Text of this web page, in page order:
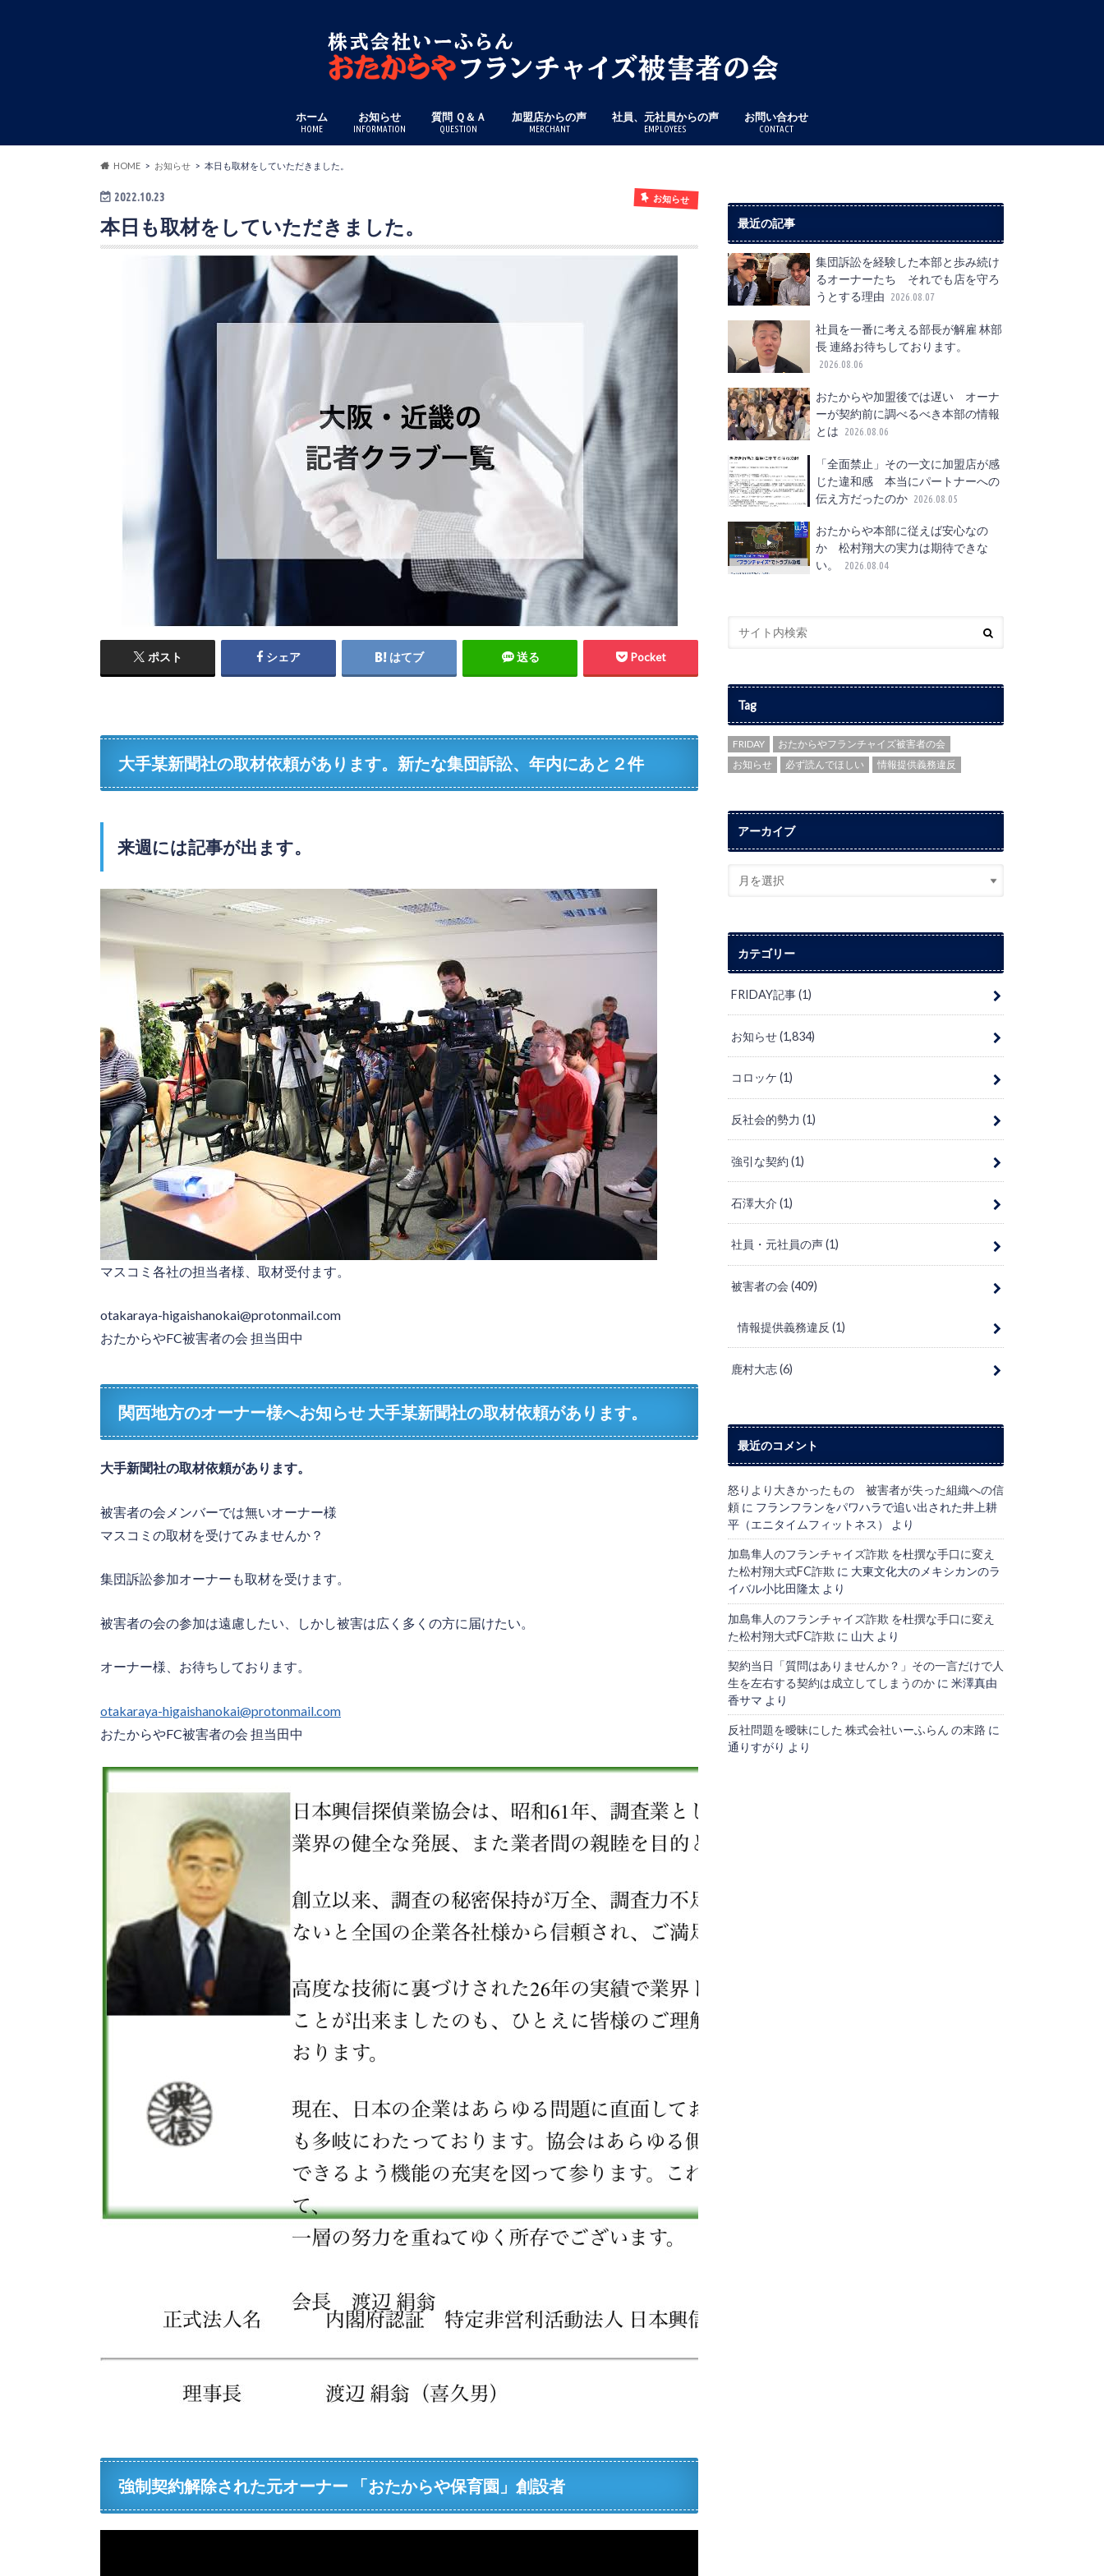
ホーム
HOME
お知らせ
INFORMATION
質問 Ｑ＆Ａ
QUESTION
加盟店からの声
MERCHANT
社員、元社員からの声
EMPLOYEES
お問い合わせ
CONTACT
HOME お知らせ 本日も取材をしていただきました。
2022.10.23 お知らせ
本日も取材をしていただきました。
ポスト シェア はてブ 送る Pocket
大手某新聞社の取材依頼があります。新たな集団訴訟、年内にあと２件
来週には記事が出ます。
マスコミ各社の担当者様、取材受付ます。
otakaraya-higaishanokai@protonmail.com
おたからやFC被害者の会 担当田中
関西地方のオーナー様へお知らせ 大手某新聞社の取材依頼があります。
大手新聞社の取材依頼があります。
被害者の会メンバーでは無いオーナー様
マスコミの取材を受けてみませんか？
集団訴訟参加オーナーも取材を受けます。
被害者の会の参加は遠慮したい、しかし被害は広く多くの方に届けたい。
オーナー様、お待ちしております。
otakaraya-higaishanokai@protonmail.com
おたからやFC被害者の会 担当田中
強制契約解除された元オーナー 「おたからや保育園」創設者
最近の記事
集団訴訟を経験した本部と歩み続け
るオーナーたち それでも店を守ろ
うとする理由
2026.08.07
社員を一番に考える部長が解雇 林部
長 連絡お待ちしております。
2026.08.06
おたからや加盟後では遅い オーナ
ーが契約前に調べるべき本部の情報
とは
2026.08.06
「全面禁止」その一文に加盟店が感
じた違和感 本当にパートナーへの
伝え方だったのか 2026.08.05
おたからや本部に従えば安心なの
か 松村翔大の実力は期待できな
い。
2026.08.04
Tag
FRIDAY
おたからやフランチャイズ被害者の会
お知らせ
必ず読んでほしい 情報提供義務違反
アーカイブ
カテゴリー
FRIDAY記事(1)
お知らせ(1,834)
コロッケ(1)
反社会的勢力(1)
強引な契約(1)
石澤大介(1)
社員・元社員の声(1)
被害者の会(409)
情報提供義務違反 (1)
鹿村大志(6)
最近のコメント
怒りより大きかったもの 被害者が失った組織への信
頼 に フランフランをパワハラで追い出された井上耕
平（エニタイムフィットネス）
より
加島隼人のフランチャイズ詐欺 を杜撰な手口に変え
た松村翔大式FC詐欺 に 大東文化大のメキシカンのラ
イバル小比田隆太 より
加島隼人のフランチャイズ詐欺 を杜撰な手口に変え
た松村翔大式FC詐欺 に 山大 より
契約当日「質問はありませんか？」その一言だけで人
生を左右する契約は成立してしまうのか に 米澤真由
香サマ より
反社問題を曖昧にした 株式会社いーふらん の末路 に
通りすがり より